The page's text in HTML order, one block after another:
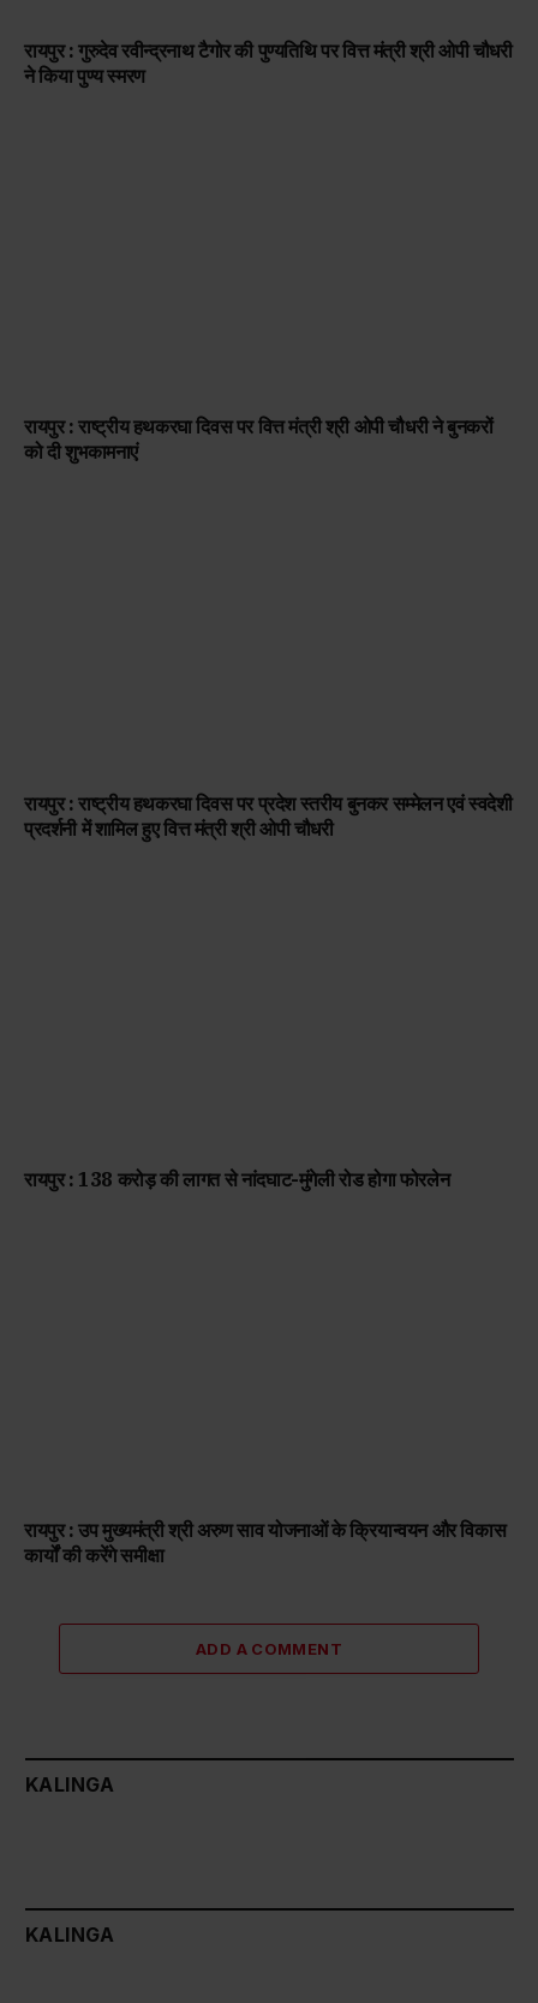
रायपुर : गुरुदेव रवीन्द्रनाथ टैगोर की पुण्यतिथि पर वित्त मंत्री श्री ओपी चौधरी
ने किया पुण्य स्मरण
रायपुर : राष्ट्रीय हथकरघा दिवस पर वित्त मंत्री श्री ओपी चौधरी ने बुनकरों
को दी शुभकामनाएं
रायपुर : राष्ट्रीय हथकरघा दिवस पर प्रदेश स्तरीय बुनकर सम्मेलन एवं स्वदेशी
प्रदर्शनी में शामिल हुए वित्त मंत्री श्री ओपी चौधरी
रायपुर : 138 करोड़ की लागत से नांदघाट-मुंगेली रोड होगा फोरलेन
रायपुर : उप मुख्यमंत्री श्री अरुण साव योजनाओं के क्रियान्वयन और विकास
कार्यों की करेंगे समीक्षा
ADD A COMMENT
KALINGA
KALINGA